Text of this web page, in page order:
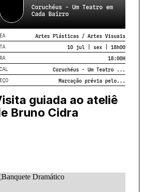
Coruchéus - Um Teatro em
Cada Bairro
Artes Plásticas / Artes Visuais
10 jul | sex | 18h00
18:00H
Coruchéus - Um Teatro ...
Marcação prévia pelo...
guiada ao ateliê
Bruno Cidra